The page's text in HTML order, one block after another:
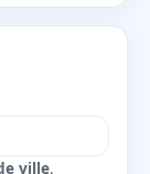
ville.